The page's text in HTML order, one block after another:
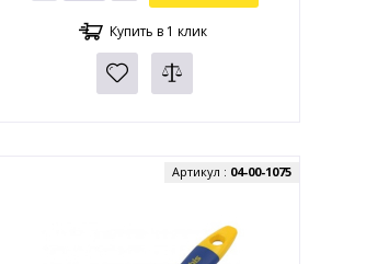
Купить в 1 клик
Артикул : 04-00-1075